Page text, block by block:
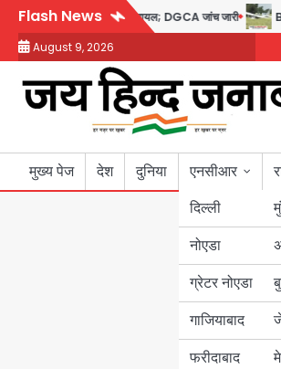
Skip
content
Flash News
पॉजिटिव, 17 घायल; DGCA जांच जारी
August 9, 2026
मुख्य पेज देश दुनिया
एनसीआर
दिल्ली
नोएडा
ग्रेटर नोएडा
गाजियाबाद
फरीदाबाद